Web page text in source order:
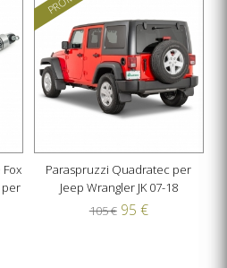
per
Paraspruzzi Quadratec per
Jeep Wrangler JK 07-18
105 € 95 €